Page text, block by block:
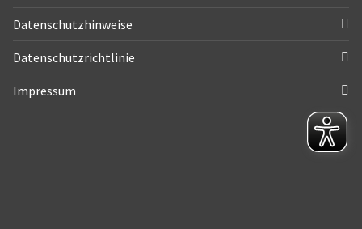
Datenschutzhinweise
Datenschutzrichtlinie
Impressum